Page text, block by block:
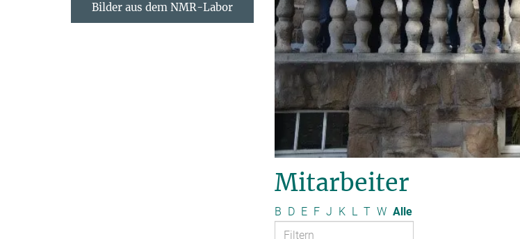
Mitarbeiter
B D E F J K L T W Alle
Bilder aus dem NMR-Labor